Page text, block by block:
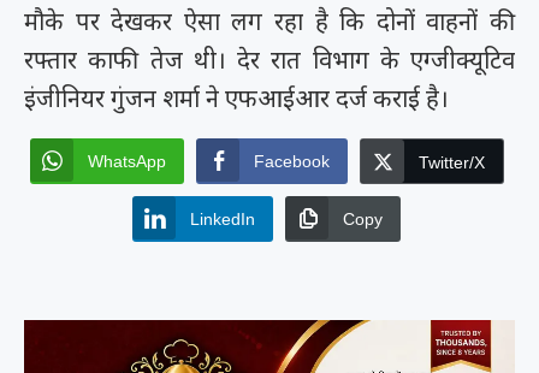
मौके पर देखकर ऐसा लग रहा है कि दोनों वाहनों की
रफ्तार काफी तेज थी। देर रात विभाग के एग्जीक्यूटिव
इंजीनियर गुंजन शर्मा ने एफआईआर दर्ज कराई है।
WhatsApp Facebook Twitter/X
LinkedIn Copy